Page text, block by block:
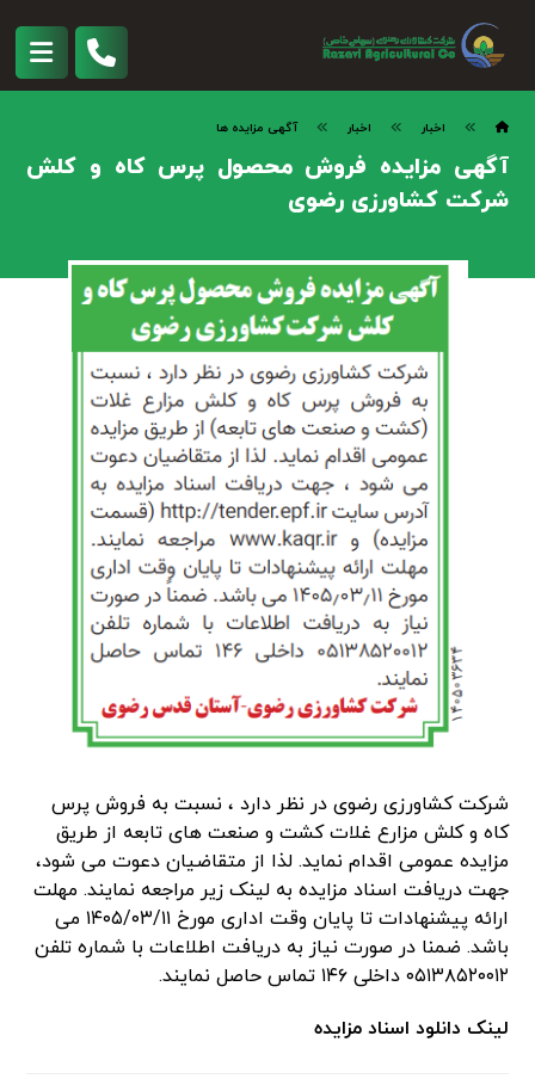
اخبار اخبار آگهی مزایده ها
آگهی مزایده فروش محصول پرس کاه و کلش
شرکت کشاورزی رضوی
شرکت کشاورزی رضوی در نظر دارد ، نسبت به فروش پرس
کاه و کلش مزارع غلات کشت و صنعت های تابعه از طریق
مزایده عمومی اقدام نماید. لذا از متقاضیان دعوت می شود،
جهت دریافت اسناد مزایده به لینک زیر مراجعه نمایند. مهلت
ارائه پیشنهادات تا پایان وقت اداری مورخ ۱۴۰۵/۰۳/۱۱ می
باشد. ضمنا در صورت نیاز به دریافت اطلاعات با شماره تلفن
۰۵۱۳۸۵۲۰۰۱۲ داخلی ۱۴۶ تماس حاصل نمایند.
لینک دانلود اسناد مزایده